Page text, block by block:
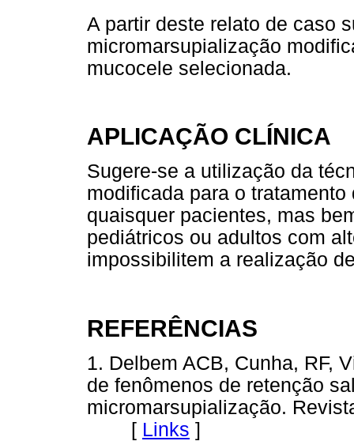
A partir deste relato de caso
micromarsupialização
mucocele selecionada.
APLICAÇÃO CLÍNICA
Sugere-se a utilização da
modificada para o
quaisquer pacientes, mas
pediátricos ou adultos com
impossibilitem a realização
REFERÊNCIAS
1. Delbem ACB, Cunha, RF,
de fenômenos de retenção
micromarsupialização.
[ Links ]